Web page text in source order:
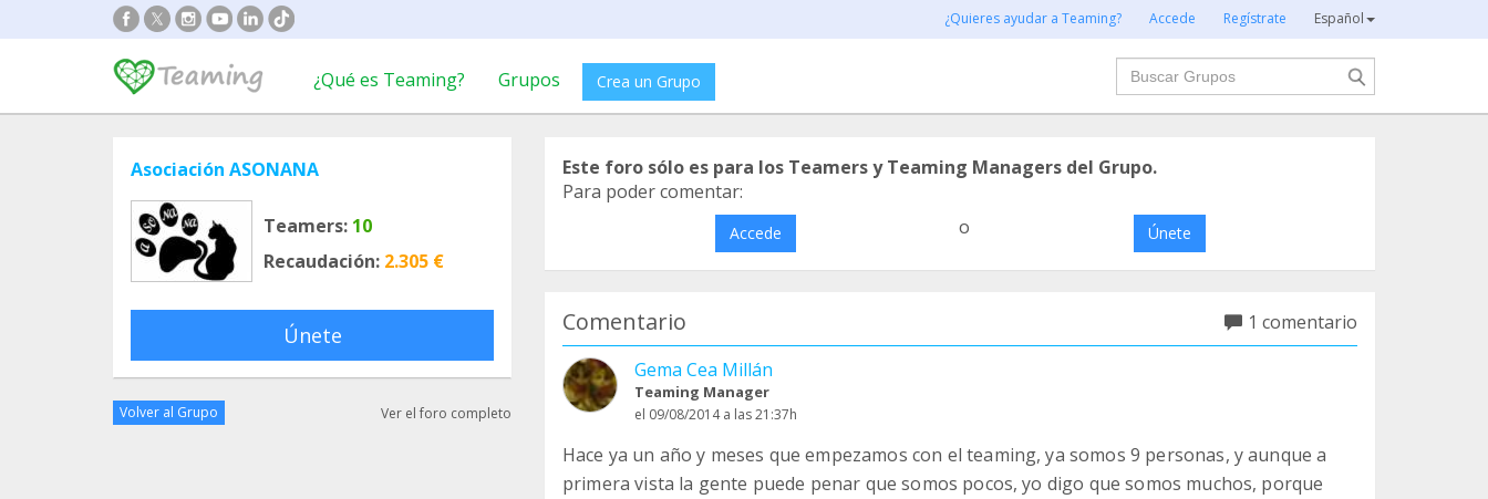
¿Quieres ayudar a Teaming? Accede Regístrate Español
¿Qué es Teaming? Grupos Crea un Grupo
Buscar
Asociación ASONANA
Teamers: 10
Recaudación: 2.305 €
Únete
Volver al Grupo Ver el foro completo
Este foro sólo es para los Teamers y Teaming Managers del Grupo.
Para poder comentar:
Accede o Únete
Comentario
1 comentario
Gema Cea Millán
Teaming Manager
el 09/08/2014 a las 21:37h
Hace ya un año y meses que empezamos con el teaming, ya somos 9 personas, y aunque a
primera vista la gente puede penar que somos pocos, yo digo que somos muchos, porque